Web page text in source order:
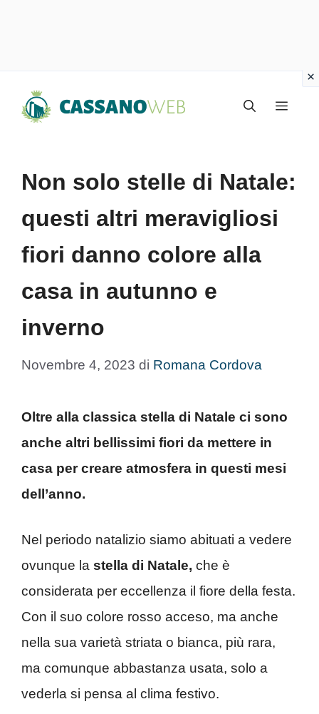
Menu
Non solo stelle di Natale:
questi altri meravigliosi
fiori danno colore alla
casa in autunno e
inverno
Novembre 4, 2023 di Romana Cordova
Oltre alla classica stella di Natale ci sono
anche altri bellissimi fiori da mettere in
casa per creare atmosfera in questi mesi
dell’anno.
Nel periodo natalizio siamo abituati a vedere
ovunque la stella di Natale, che è
considerata per eccellenza il fiore della festa.
Con il suo colore rosso acceso, ma anche
nella sua varietà striata o bianca, più rara,
ma comunque abbastanza usata, solo a
vederla si pensa al clima festivo.